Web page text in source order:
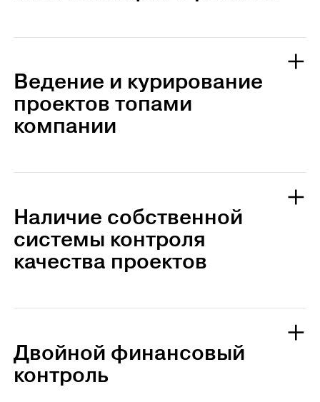
Ведение и курирование
проектов топами
компании
Наличие собственной
системы контроля
качества проектов
Двойной финансовый
контроль